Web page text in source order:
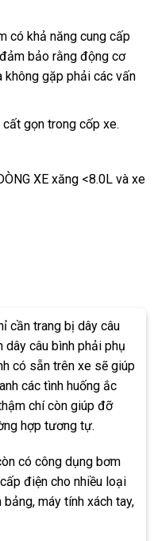
có khả năng cung cấp
bảo rằng động cơ
gặp phải các vấn
cất gọn trong cốp xe.
XE xăng <8.0L và xe
cần trang bị dây câu
dây câu bình phải phụ
có sẵn trên xe sẽ giúp
các tình huống ắc
chí còn giúp đỡ
hợp tương tự.
có công dụng bơm
điện cho nhiều loại
máy tính xách tay,